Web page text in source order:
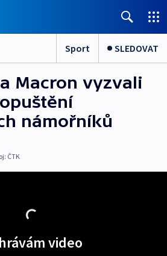
Sport SLEDOVAT
Macron vyzvali
námořníků
ČTK
video